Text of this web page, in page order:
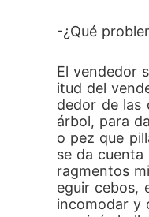
-¿Qué
El vendedor
itud del
dedor de las
árbol, para
o pez que
se da
ragmentos
eguir cebos,
incomodar y